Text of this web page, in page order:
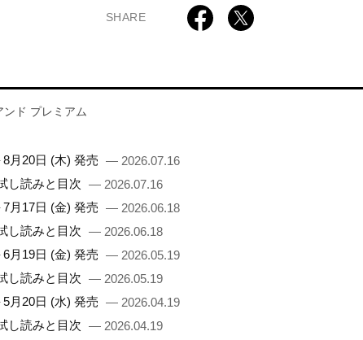
SHARE
ンド プレミアム
月20日 (木) 発売 — 2026.07.16
し読みと目次 — 2026.07.16
月17日 (金) 発売 — 2026.06.18
し読みと目次 — 2026.06.18
月19日 (金) 発売 — 2026.05.19
し読みと目次 — 2026.05.19
月20日 (水) 発売 — 2026.04.19
し読みと目次 — 2026.04.19